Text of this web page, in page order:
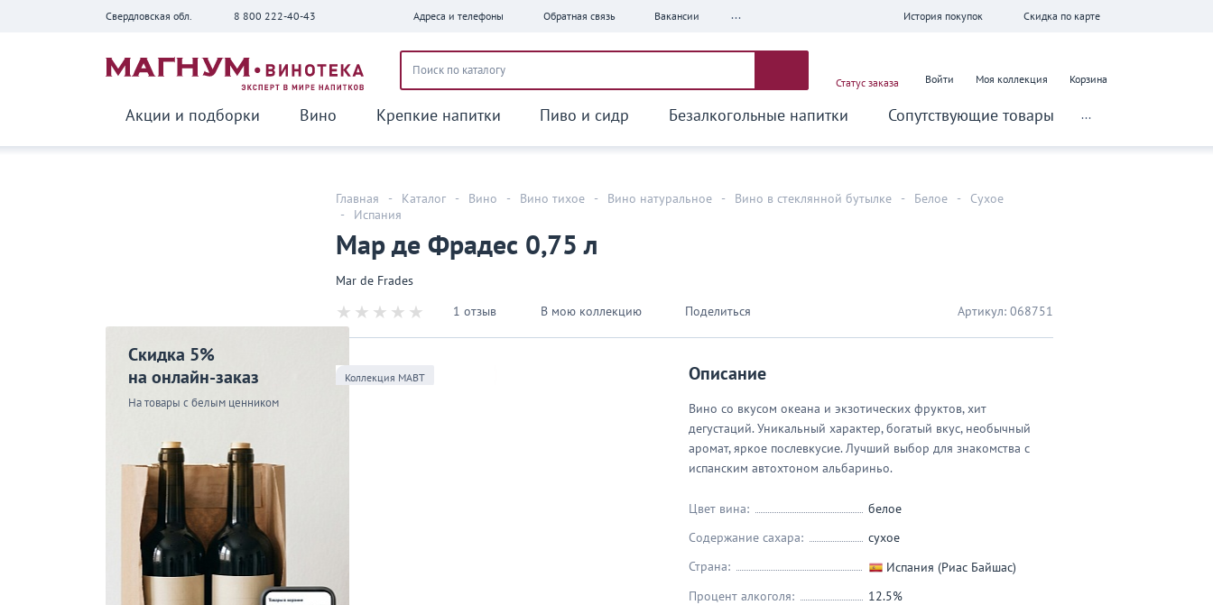
Свердловская обл. 8 800 222-40-43 Адреса и телефоны Обратная связь Вакансии ... История покупок Скидка по карте
Статус заказа Войти Моя коллекция Корзина
Акции и подборки Вино Крепкие напитки Пиво и сидр Безалкогольные напитки Сопутствующие товары ...
Скидка 5%
на онлайн-заказ
На товары с белым ценником
Главная - Каталог - Вино - Вино тихое - Вино натуральное - Вино в стеклянной бутылке - Белое -
Сухое
-
Испания
Мар де Фрадес 0,75 л
Mar de Frades
1 отзыв
В мою коллекцию Поделиться Артикул: 068751
Коллекция МАВТ Описание
Вино со вкусом океана и экзотических фруктов, хит
дегустаций. Уникальный характер, богатый вкус, необычный
аромат, яркое послевкусие. Лучший выбор для знакомства с
испанским автохтоном альбариньо.
Цвет вина:
белое
Содержание сахара:
сухое
Страна:
Испания (Риас Байшас)
Процент алкоголя:
12.5%